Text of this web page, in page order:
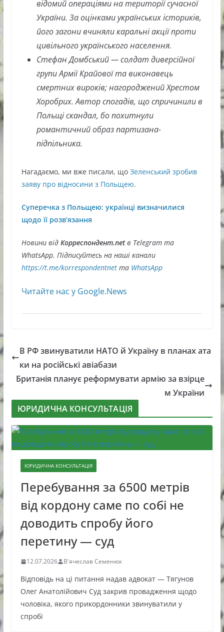
відомий операціями на території сучасної
України. За оцінками українських істориків,
його загони вчиняли каральні акції проти
цивільного українського населення.
Стефан Домбський — солдат диверсійної
групи Армії Крайової та виконавець
смертних вироків; нагороджений Хрестом
Хоробрих. Автор спогадів, що спричинили в
Польщі скандал, бо похитнули
романтичний образ партизана-
підпільника.
Нагадаємо, ми вже писали, що Зеленський зробив
заяву про відносини з Польщею.
Суперечка з Польщею: українці визначилися
щодо її розв’язання
Новини відКорреспондент.netв Telegram та
WhatsApp. Підписуйтесь на наші канали
https://t.me/korrespondentnetта WhatsApp
Читайте нас у Google.News
В РФ звинуватили НАТО й Україну в планах ата
ки на російські авіабази
Британія планує реформувати армію за взірце
м України
ЮРИДИЧНА КОНСУЛЬТАЦІЯ
ЮРИДИЧНА КОНСУЛЬТАЦІЯ
Перебування за 6500 метрів
від кордону саме по собі не
доводить спробу його
перетину — суд
12.07.2026 В'ячеслав Семенюк
Відповідь на ці питання надав адвокат — Тягунов
Олег Анатолійович Суд закрив провадження щодо
чоловіка, якого прикордонники звинуватили у
спробі